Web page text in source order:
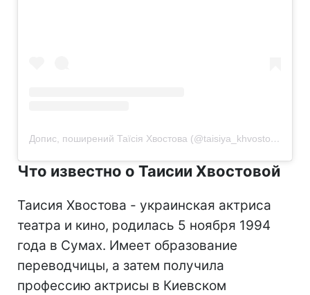
Допис, поширений Таїсія Хвостова (@taisiya_khvostova)
Что известно о Таисии Хвостовой
Таисия Хвостова - украинская актриса
театра и кино, родилась 5 ноября 1994
года в Сумах. Имеет образование
переводчицы, а затем получила
профессию актрисы в Киевском